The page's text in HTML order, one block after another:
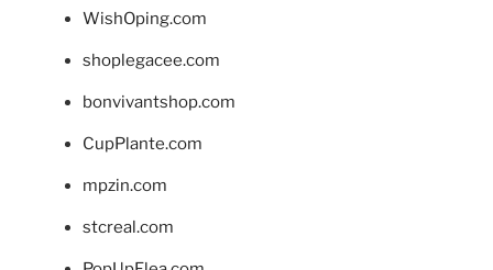
WishOping.com
shoplegacee.com
bonvivantshop.com
CupPlante.com
mpzin.com
stcreal.com